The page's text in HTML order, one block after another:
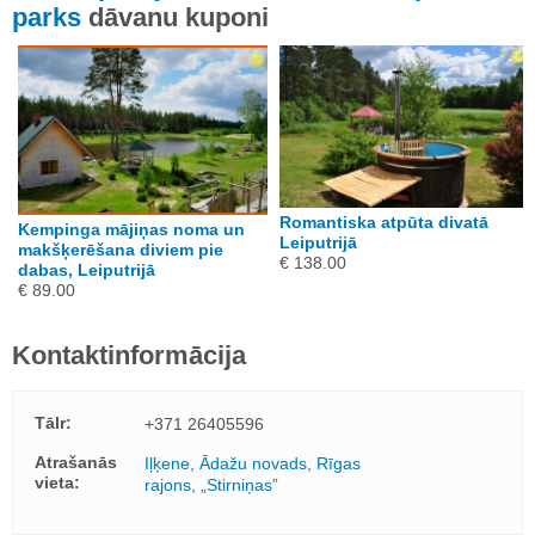
parks dāvanu kuponi
Kempinga mājiņas noma un
makšķerēšana diviem pie
dabas, Leiputrijā
€ 89.00
Romantiska atpūta divatā
Leiputrijā
€ 138.00
Kontaktinformācija
Tālr:
+371 26405596
Atrašanās
vieta:
Iļķene, Ādažu novads, Rīgas
rajons, „Stirniņas”